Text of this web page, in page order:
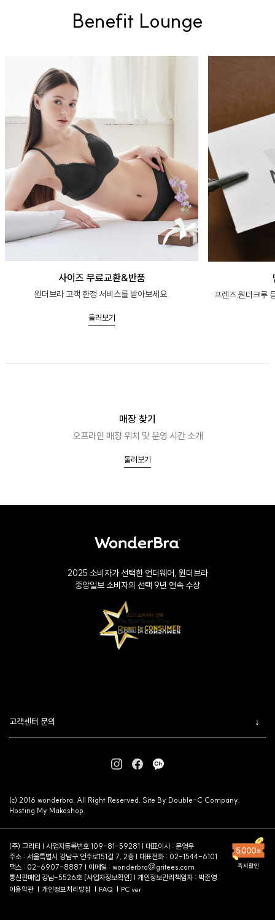
Benefit Lounge
사이즈 무료교환&반품
원더브라 고객 한정 서비스를 받아보세요.
둘러보기
프렌즈.원더크루
매장 찾기
오프라인 매장 위치 및 운영 시간 소개
둘러보기
2025 소비자가 선택한 언더웨어, 원더브라
중앙일보 소비자의 선택 9년 연속 수상
고객센터 문의
(c) 2016 wonderbra. All Right Reserved. Site By Double-C Company.
Hosting My Makeshop.
(주) 그리티 | 사업자등록번호 109-81-59281 | 대표이사 : 문영우
주소 : 서울특별시 강남구 언주로151길 7, 2층 | 대표전화 : 02-1544-6101
팩스 : 02-6907-8887 | 이메일 : wonderbra@gritees.com
통신판매업 강남-5526호 [사업자정보확인] | 개인정보관리책임자 : 박준영
이용약관 개인정보처리방침 FAQ PC ver